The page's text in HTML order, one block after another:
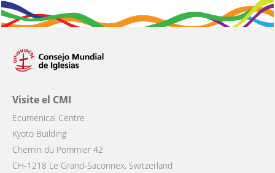
Visite el CMI
Ecumenical Centre
Kyoto Building
Chemin du Pommier 42
CH-1218 Le Grand-Saconnex, Switzerland